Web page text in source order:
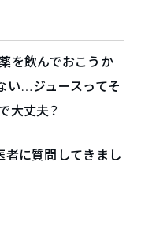
を飲んでおこうか
い…ジュースってそ
大丈夫？
者に質問してきまし